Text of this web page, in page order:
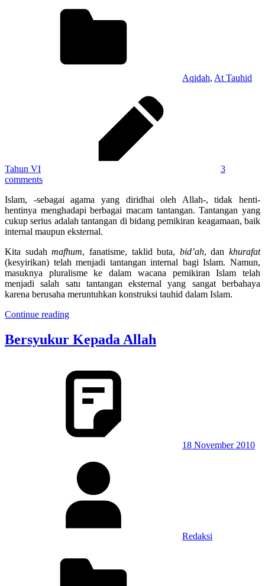
Aqidah, At Tauhid
Tahun VI
3
comments
Islam, -sebagai agama yang diridhai oleh Allah-, tidak henti-
hentinya menghadapi berbagai macam tantangan. Tantangan yang
cukup serius adalah tantangan di bidang pemikiran keagamaan, baik
internal maupun eksternal.
Kita sudahmafhum, fanatisme, taklid buta, bid’ah, dan khurafat
(kesyirikan) telah menjadi tantangan internal bagi Islam. Namun,
masuknya pluralisme ke dalam wacana pemikiran Islam telah
menjadi salah satu tantangan eksternal yang sangat berbahaya
karena berusaha meruntuhkan konstruksi tauhid dalam Islam.
Continue reading
Bersyukur Kepada Allah
18 November 2010
Redaksi